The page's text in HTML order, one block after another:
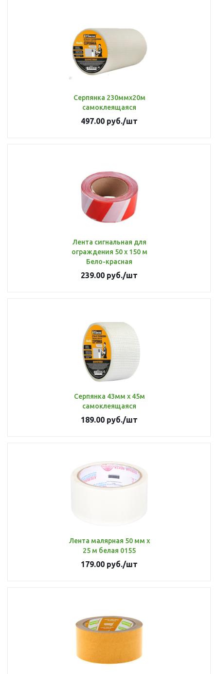
Серпянка 230ммх20м
самоклеящаяся
497.00 руб./шт
Лента сигнальная для
ограждения 50 х 150 м
Бело-красная
239.00 руб./шт
Серпянка 43мм х 45м
самоклеящаяся
189.00 руб./шт
Лента малярная 50 мм х
25 м белая 0155
179.00 руб./шт